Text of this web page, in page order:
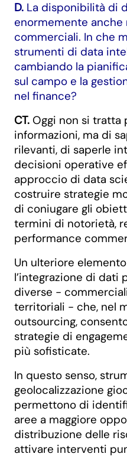
D. La disponibilità di
enormemente
commerciali. In che
strumenti di data
cambiando la
sul campo e la
nel finance?
CT. Oggi non si tratta
informazioni, ma di
rilevanti, di saperle
decisioni operative
approccio di data
costruire strategie
di coniugare gli
termini di notorietà,
performance
Un ulteriore
l’integrazione di dati
diverse -
territoriali - che, nel
outsourcing,
strategie di
più sofisticate.
In questo senso,
geolocalizzazione
permettono di
aree a maggiore
distribuzione delle
attivare interventi